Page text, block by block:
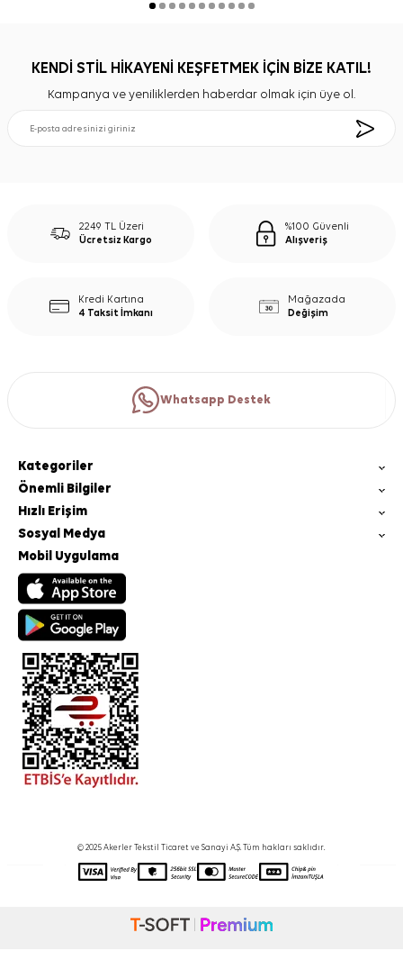
KENDİ STİL HİKAYENİ KEŞFETMEK İÇİN BİZE KATIL!
Kampanya ve yeniliklerden haberdar olmak için üye ol.
2249 TL Üzeri
Ücretsiz Kargo
%100 Güvenli
Alışveriş
Kredi Kartına
4 Taksit İmkanı
Mağazada
Değişim
Whatsapp Destek
Kategoriler
Önemli Bilgiler
Hızlı Erişim
Sosyal Medya
Mobil Uygulama
© 2025 Akerler Tekstil Ticaret ve Sanayi A.Ş. Tüm hakları saklıdır.